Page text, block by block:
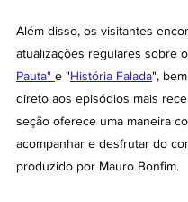
Além disso, os visitantes
atualizações regulares sobre
Pauta" e "História Falada",
direto aos episódios mais
seção oferece uma maneira
acompanhar e desfrutar do
produzido por Mauro Bonfim.